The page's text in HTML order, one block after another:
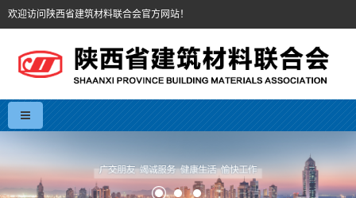
欢迎访问陕西省建筑材料联合会官方网站！